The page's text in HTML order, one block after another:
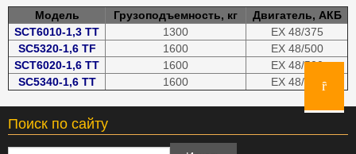
Модель
Грузоподъемность, кг
Двигатель, АКБ
SCT6010-1,3 TT
1300
EX 48/375
SC5320-1,6 TF
1600
EX 48/500
SCT6020-1,6 TT
1600
EX 48/500
SC5340-1,6 TT
1600 EX 48/625
Поиск по сайту